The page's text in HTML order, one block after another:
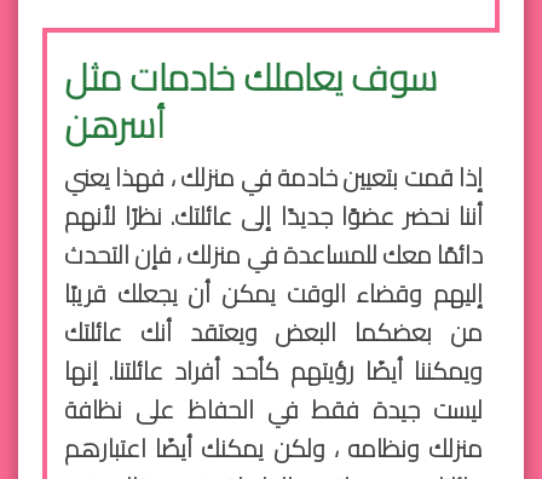
سوف يعاملك خادمات مثل
أسرهن
إذا قمت بتعيين خادمة في منزلك ، فهذا يعني
أننا نحضر عضوًا جديدًا إلى عائلتك. نظرًا لأنهم
دائمًا معك للمساعدة في منزلك ، فإن التحدث
إليهم وقضاء الوقت يمكن أن يجعلك قريبًا
من بعضكما البعض ويعتقد أنك عائلتك
ويمكننا أيضًا رؤيتهم كأحد أفراد عائلتنا. إنها
ليست جيدة فقط في الحفاظ على نظافة
منزلك ونظامه ، ولكن يمكنك أيضًا اعتبارهم